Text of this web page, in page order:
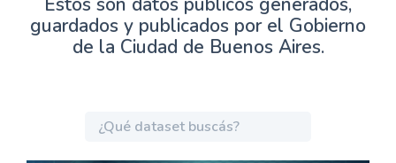
guardados y publicados por el Gobierno
de la Ciudad de Buenos Aires.